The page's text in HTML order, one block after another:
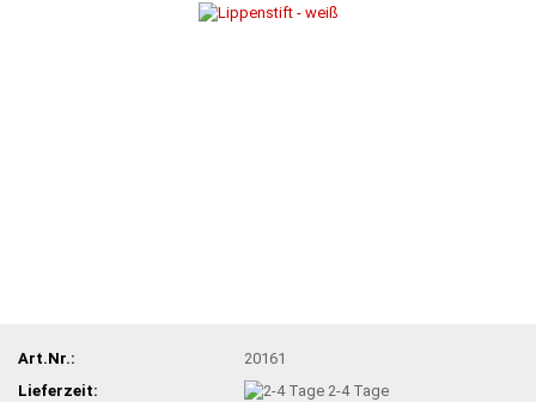
Art.Nr.:
20161
Lieferzeit:
2-4 Tage